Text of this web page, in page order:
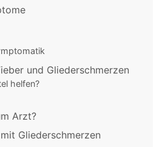
und Gliederschmerzen
helfen?
Arzt?
Gliederschmerzen